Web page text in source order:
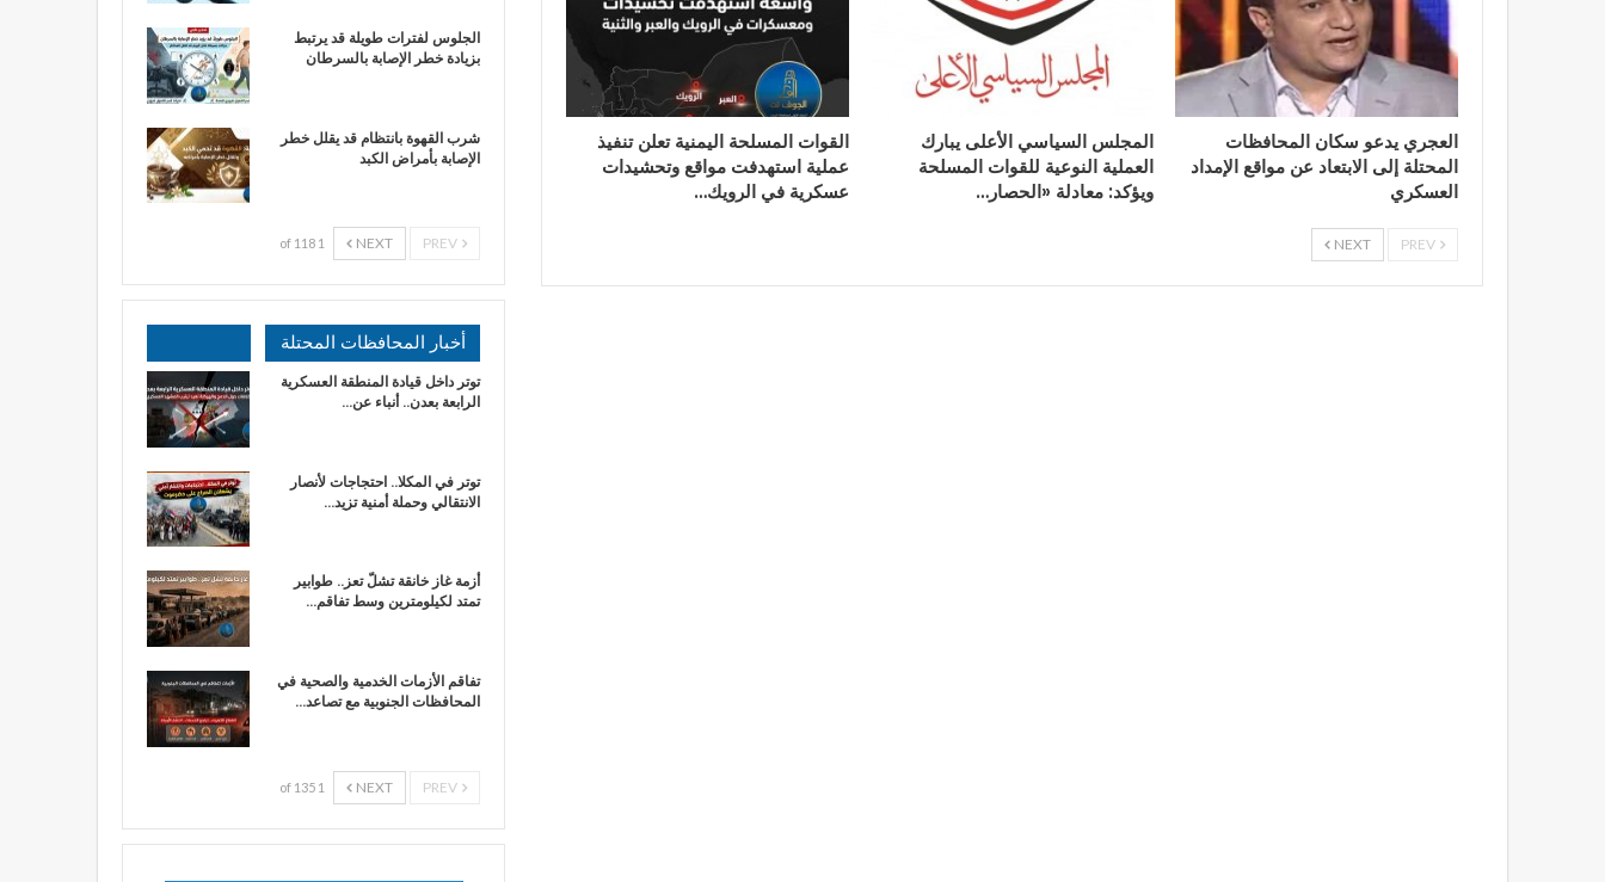
العجري يدعو سكان المحافظات
المحتلة إلى الابتعاد عن مواقع الإمداد
العسكري
المجلس السياسي الأعلى يبارك
العملية النوعية للقوات المسلحة
ويؤكد: معادلة «الحصار…
القوات المسلحة اليمنية تعلن تنفيذ
عملية استهدفت مواقع وتحشيدات
عسكرية في الرويك…
NEXT
الجلوس لفترات طويلة قد يرتبط
بزيادة خطر الإصابة بالسرطان
شرب القهوة بانتظام قد يقلل خطر
الإصابة بأمراض الكبد
NEXT
1 of 118
أخبار المحافظات المحتلة
توتر داخل قيادة المنطقة العسكرية
الرابعة بعدن.. أنباء عن…
توتر في المكلا.. احتجاجات لأنصار
الانتقالي وحملة أمنية تزيد…
أزمة غاز خانقة تشلّ تعز.. طوابير
تمتد لكيلومترين وسط تفاقم…
تفاقم الأزمات الخدمية والصحية في
المحافظات الجنوبية مع تصاعد…
NEXT
1 of 135